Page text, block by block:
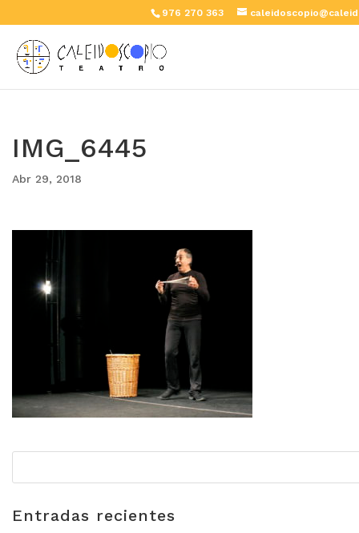
976 270 363
IMG_6445
Abr 29, 2018
Entradas recientes